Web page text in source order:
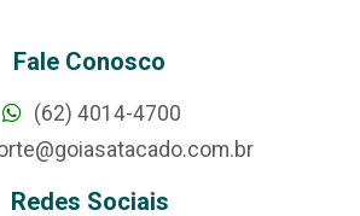
Fale Conosco
(62) 4014-4700
Redes Sociais